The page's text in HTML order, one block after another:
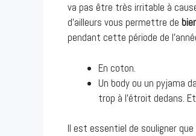
va pas être très irritable à
d’ailleurs vous permettre de
pendant cette période de
En coton.
Un body ou un pyjama
trop à l’étroit dedans.
Il est essentiel de souligner que